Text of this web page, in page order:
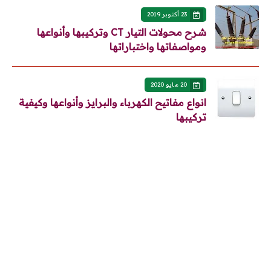
23 أكتوبر 2019
شرح محولات التيار CT وتركيبها وأنواعها
ومواصفاتها واختباراتها
20 مايو 2020
انواع مفاتيح الكهرباء والبرايز وأنواعها وكيفية
تركيبها